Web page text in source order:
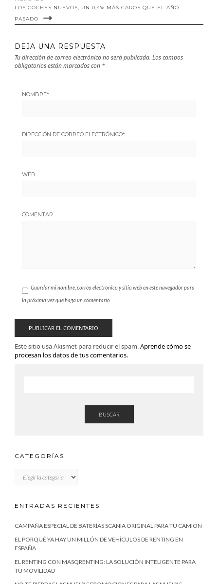
LOS COCHES NUEVOS, UN 0,4% MÁS CAROS QUE EL AÑO
PASADO
DEJA UNA RESPUESTA
Tu dirección de correo electrónico no será publicada. Los campos
obligatorios están marcados con *
NOMBRE*
DIRECCIÓN DE CORREO ELECTRÓNICO*
WEB
COMENTAR
Guardar mi nombre, correo electrónico y sitio web en este navegador para
la próxima vez que haga un comentario.
Este sitio usa Akismet para reducir el spam.Aprende cómo se
procesan los datos de tus comentarios.
BUSCAR
CATEGORÍAS
ENTRADAS RECIENTES
CAMPAÑA ESPECIAL DE BATERÍAS SCANIA ORIGINAL PARA TU CAMION
EL PORQUÉ YA HAY UN MILLÓN DE VEHÍCULOS DE RENTING EN
ESPAÑA
EL RENTING CON MASQRENTING: LA SOLUCIÓN INTELIGENTE PARA
TU MOVILIDAD